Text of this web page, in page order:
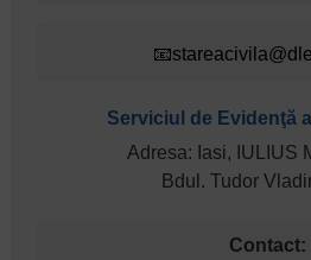
Serviciul de Evidenţă
Adresa: Iasi, IULIUS
Bdul. Tudor
Contact: